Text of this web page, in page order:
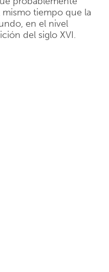
tiempo que la
en el nivel
del siglo XVI.